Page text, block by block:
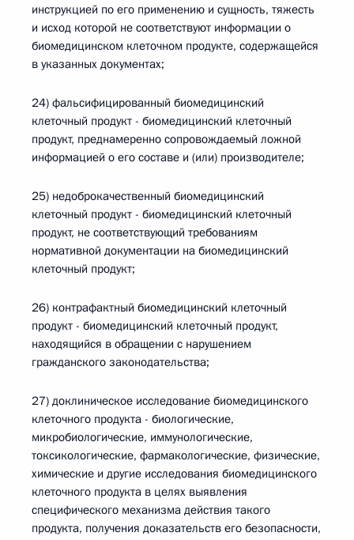
инструкцией по его применению и сущность, тяжесть
и исход которой не соответствуют информации о
биомедицинском клеточном продукте, содержащейся
в указанных документах;
24) фальсифицированный биомедицинский
клеточный продукт - биомедицинский клеточный
продукт, преднамеренно сопровождаемый ложной
информацией о его составе и (или) производителе;
25) недоброкачественный биомедицинский
клеточный продукт - биомедицинский клеточный
продукт, не соответствующий требованиям
нормативной документации на биомедицинский
клеточный продукт;
26) контрафактный биомедицинский клеточный
продукт - биомедицинский клеточный продукт,
находящийся в обращении с нарушением
гражданского законодательства;
27) доклиническое исследование биомедицинского
клеточного продукта - биологические,
микробиологические, иммунологические,
токсикологические, фармакологические, физические,
химические и другие исследования биомедицинского
клеточного продукта в целях выявления
специфического механизма действия такого
продукта, получения доказательств его безопасности,